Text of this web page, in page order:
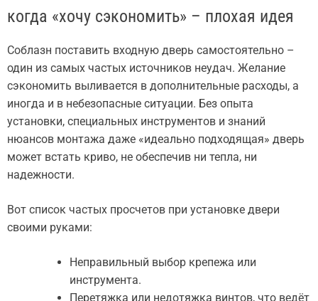
когда «хочу сэкономить» – плохая идея
Соблазн поставить входную дверь самостоятельно –
один из самых частых источников неудач. Желание
сэкономить выливается в дополнительные расходы, а
иногда и в небезопасные ситуации. Без опыта
установки, специальных инструментов и знаний
нюансов монтажа даже «идеально подходящая» дверь
может встать криво, не обеспечив ни тепла, ни
надежности.
Вот список частых просчетов при установке двери
своими руками:
Неправильный выбор крепежа или
инструмента.
Перетяжка или недотяжка винтов, что ведёт